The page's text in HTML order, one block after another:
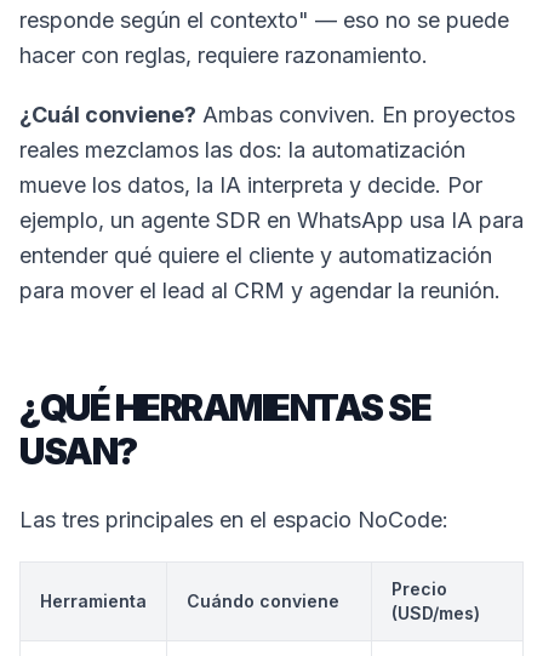
responde según el contexto" — eso no se puede
hacer con reglas, requiere razonamiento.
¿Cuál conviene? Ambas conviven. En proyectos
reales mezclamos las dos: la automatización
mueve los datos, la IA interpreta y decide. Por
ejemplo, un agente SDR en WhatsApp usa IA para
entender qué quiere el cliente y automatización
para mover el lead al CRM y agendar la reunión.
¿QUÉ HERRAMIENTAS SE
USAN?
Las tres principales en el espacio NoCode:
Herramienta Cuándo conviene
Precio
(USD/mes)